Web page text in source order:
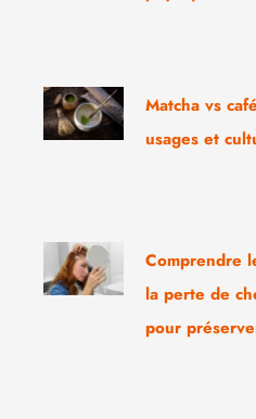
Matcha vs
usages et
Comprendre
la perte de
pour